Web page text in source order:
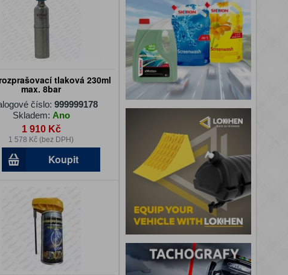
tlaková 230ml
max. 8bar
číslo:999999178
Skladem: Ano
1 910 Kč
1 578 Kč (bez DPH)
Koupit